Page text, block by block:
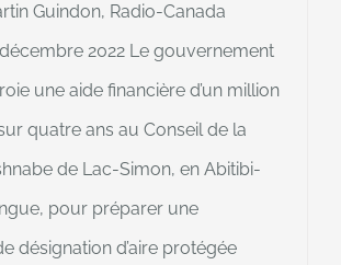
Guindon, Radio-Canada
2022 Le gouvernement
une aide financière d’un million
quatre ans au Conseil de la
de Lac-Simon, en Abitibi-
pour préparer une
désignation d’aire protégée